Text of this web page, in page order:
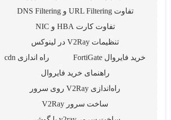
تفاوت URL Filtering و DNS Filtering
تفاوت کارت HBA و NIC
تنظیمات V2Ray در لینوکس
خرید فایروال FortiGate
راه اندازی cdn
راهنمای خرید فایروال
راه‌اندازی V2Ray روی سرور
ساخت سرور V2Ray